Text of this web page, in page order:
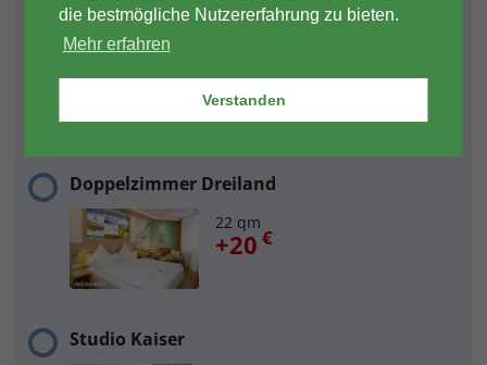
die bestmögliche Nutzererfahrung zu bieten.
Mehr erfahren
Verstanden
Doppelzimmer History
+20€
Doppelzimmer Dreiland
22 qm
+20 €
Studio Kaiser